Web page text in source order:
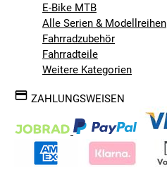
E-Bike MTB
Alle Serien & Modellreihen
Fahrradzubehör
Fahrradteile
Weitere Kategorien
ZAHLUNGSWEISEN